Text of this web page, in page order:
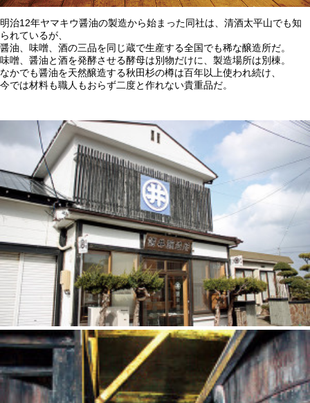
明治12年ヤマキウ醤油の製造から始まった同社は、清酒太平山でも知
られているが、
醤油、味噌、酒の三品を同じ蔵で生産する全国でも稀な醸造所だ。
味噌、醤油と酒を発酵させる酵母は別物だけに、製造場所は別棟。
なかでも醤油を天然醸造する秋田杉の樽は百年以上使われ続け、
今では材料も職人もおらず二度と作れない貴重品だ。